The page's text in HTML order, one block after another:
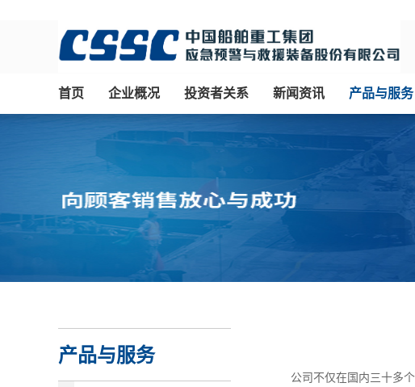
首页 企业概况 投资者关系 新闻资讯 产品与服务
产品与服务
公司不仅在国内三十多